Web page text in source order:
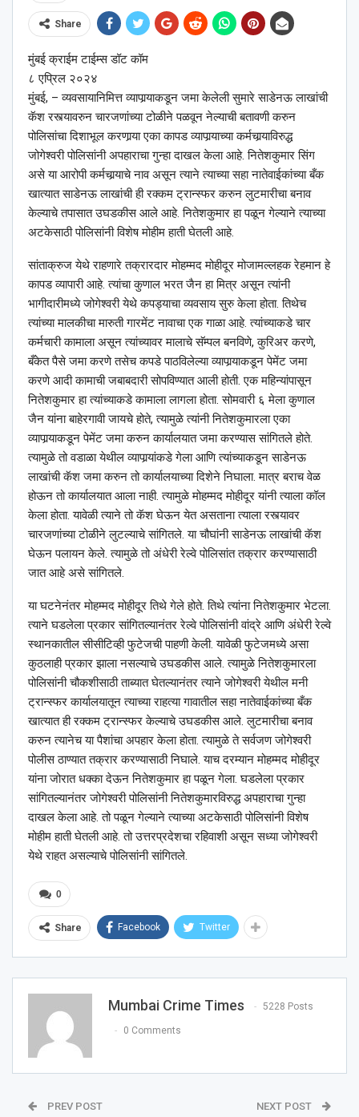
Share
मुंबई क्राईम टाईम्स डॉट कॉम
८ एप्रिल २०२४
मुंबई, – व्यवसायानिमित्त व्यापार्‍याकडून जमा केलेली सुमारे साडेनऊ लाखांची
कॅश रस्त्यावरुन चारजणांच्या टोळीने पळवून नेल्याची बतावणी करुन
पोलिसांचा दिशाभूल करणार्‍या एका कापड व्यापार्‍याच्या कर्मचार्‍याविरुद्ध
जोगेश्‍वरी पोलिसांनी अपहाराचा गुन्हा दाखल केला आहे. नितेशकुमार सिंग
असे या आरोपी कर्मचार्‍याचे नाव असून त्याने त्याच्या सहा नातेवाईकांच्या बँक
खात्यात साडेनऊ लाखांची ही रक्कम ट्रान्स्फर करुन लुटमारीचा बनाव
केल्याचे तपासात उघडकीस आले आहे. नितेशकुमार हा पळून गेल्याने त्याच्या
अटकेसाठी पोलिसांनी विशेष मोहीम हाती घेतली आहे.
सांताक्रुज येथे राहणारे तक्रारदार मोहम्मद मोहीदूर मोजामल्लहक रेहमान हे
कापड व्यापारी आहे. त्यांचा कुणाल भरत जैन हा मित्र असून त्यांनी
भागीदारीमध्ये जोगेश्‍वरी येथे कपड्याचा व्यवसाय सुरु केला होता. तिथेच
त्यांच्या मालकीचा मारुती गारमेंट नावाचा एक गाळा आहे. त्यांच्याकडे चार
कर्मचारी कामाला असून त्यांच्यावर मालाचे सॅम्पल बनविणे, कुरिअर करणे,
बँकेत पैसे जमा करणे तसेच कपडे पाठविलेल्या व्यापार्‍याकडून पेमेंट जमा
करणे आदी कामाची जबाबदारी सोपविण्यात आली होती. एक महिन्यांपासून
नितेशकुमार हा त्यांच्याकडे कामाला लागला होता. सोमवारी ६ मेला कुणाल
जैन यांना बाहेरगावी जायचे होते, त्यामुळे त्यांनी नितेशकुमारला एका
व्यापार्‍याकडून पेमेंट जमा करुन कार्यालयात जमा करण्यास सांगितले होते.
त्यामुळे तो वडाळा येथील व्यापार्‍यांकडे गेला आणि त्यांच्याकडून साडेनऊ
लाखांची कॅश जमा करुन तो कार्यालयाच्या दिशेने निघाला. मात्र बराच वेळ
होऊन तो कार्यालयात आला नाही. त्यामुळे मोहम्मद मोहीदूर यांनी त्याला कॉल
केला होता. यावेळी त्याने तो कॅश घेऊन येत असताना त्याला रस्त्यावर
चारजणांच्या टोळीने लुटल्याचे सांगितले. या चौघांनी साडेनऊ लाखांची कॅश
घेऊन पलायन केले. त्यामुळे तो अंधेरी रेल्वे पोलिसांत तक्रार करण्यासाठी
जात आहे असे सांगितले.
या घटनेनंतर मोहम्मद मोहीदूर तिथे गेले होते. तिथे त्यांना नितेशकुमार भेटला.
त्याने घडलेला प्रकार सांगितल्यानंतर रेल्वे पोलिसांनी वांद्रे आणि अंधेरी रेल्वे
स्थानकातील सीसीटिव्ही फुटेजची पाहणी केली. यावेळी फुटेजमध्ये असा
कुठलाही प्रकार झाला नसल्याचे उघडकीस आले. त्यामुळे नितेशकुमारला
पोलिसांनी चौकशीसाठी ताब्यात घेतल्यानंतर त्याने जोगेश्‍वरी येथील मनी
ट्रान्स्फर कार्यालयातून त्याच्या राहत्या गावातील सहा नातेवाईकांच्या बँक
खात्यात ही रक्कम ट्रान्स्फर केल्याचे उघडकीस आले. लुटमारीचा बनाव
करुन त्यानेच या पैशांचा अपहार केला होता. त्यामुळे ते सर्वजण जोगेश्‍वरी
पोलीस ठाण्यात तक्रार करण्यासाठी निघाले. याच दरम्यान मोहम्मद मोहीदूर
यांना जोरात धक्का देऊन नितेशकुमार हा पळून गेला. घडलेला प्रकार
सांगितल्यानंतर जोगेश्‍वरी पोलिसांनी नितेशकुमारविरुद्ध अपहाराचा गुन्हा
दाखल केला आहे. तो पळून गेल्याने त्याच्या अटकेसाठी पोलिसांनी विशेष
मोहीम हाती घेतली आहे. तो उत्तरप्रदेशचा रहिवाशी असून सध्या जोगेश्‍वरी
येथे राहत असल्याचे पोलिसांनी सांगितले.
0
Share Facebook Twitter
Mumbai Crime Times 5228 Posts
0 Comments
PREV POST NEXT POST